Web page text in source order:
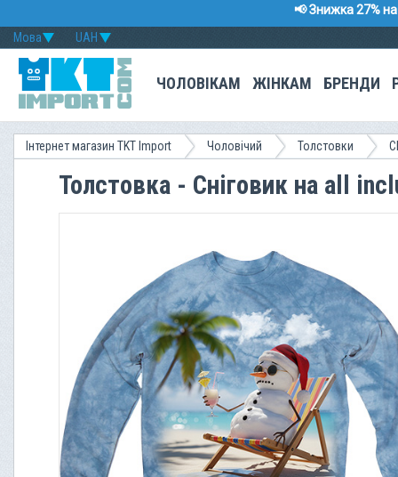
📢 Знижка 27%
UAH
Мова
ЧОЛОВІКАМ ЖІНКАМ БРЕНДИ
Інтернет магазин TKT Import Чоловічий Толстовки
Толстовка - Сніговик на all